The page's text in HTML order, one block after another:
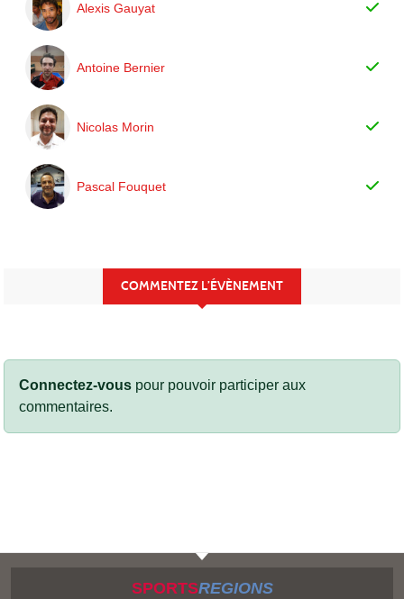
Alexis Gauyat
Antoine Bernier
Nicolas Morin
Pascal Fouquet
COMMENTEZ L’ÉVÈNEMENT
Connectez-vous pour pouvoir participer aux
commentaires.
SPORTSREGIONS